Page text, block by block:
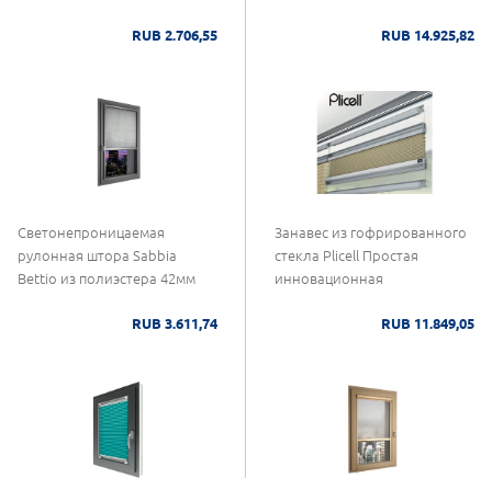
RUB 2.706,55 RUB 14.925,82
Светонепроницаемая
рулонная штора Sabbia
Bettio из полиэстера 42мм
RUB 3.611,74
Занавес из гофрированного
стекла Plicell Простая
инновационная
RUB 11.849,05